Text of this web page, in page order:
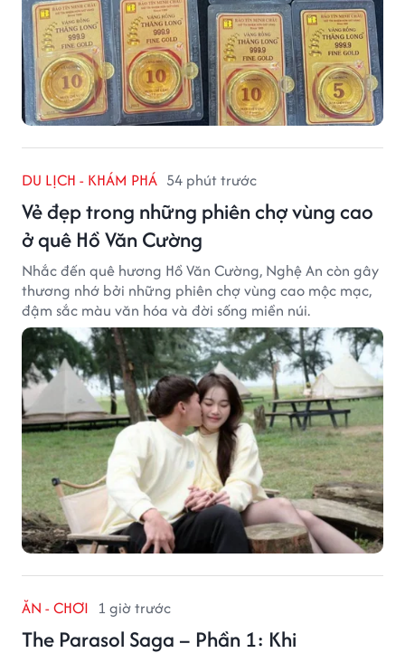
DU LỊCH - KHÁM PHÁ 54 phút trước
Vẻ đẹp trong những phiên chợ vùng cao
ở quê Hồ Văn Cường
Nhắc đến quê hương Hồ Văn Cường, Nghệ An còn gây
thương nhớ bởi những phiên chợ vùng cao mộc mạc,
đậm sắc màu văn hóa và đời sống miền núi.
ĂN - CHƠI 1 giờ trước
The Parasol Saga – Phần 1: Khi